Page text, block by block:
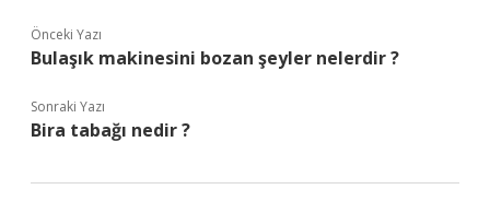
Önceki Yazı
Bulaşık makinesini bozan şeyler nelerdir ?
Sonraki Yazı
Bira tabağı nedir ?